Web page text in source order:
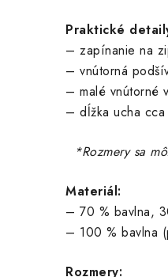
Praktické
– zapínanie na
– vnútorná
– malé vnútorné
– dĺžka ucha cca
*Rozmery sa
Materiál:
– 70 % bavlna,
– 100 % bavlna
Rozmery: